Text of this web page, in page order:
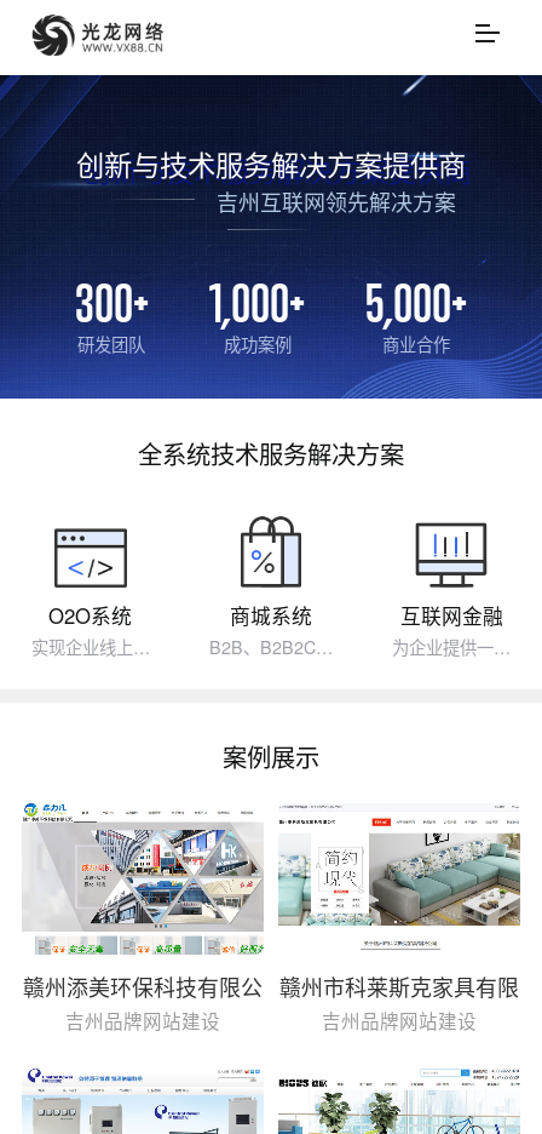
创新与技术服务解决方案提供商
吉州互联网领先解决方案
300+
研发团队
1,000+
成功案例
5,000+
商业合作
全系统技术服务解决方案
O2O系统
实现企业线上…
商城系统
B2B、B2B2C…
互联网金融
为企业提供一…
案例展示
赣州添美环保科技有限公
司
吉州品牌网站建设
赣州市科莱斯克家具有限
公司
吉州品牌网站建设